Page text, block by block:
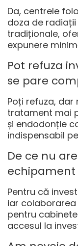
Da, centrele
doza de radiații
tradiționale,
expunere
Pot refuza
se pare
Poți refuza,
tratament mai
și endodonție
indispensabil
De ce nu
echipament
Pentru că
iar
pentru
accesul la